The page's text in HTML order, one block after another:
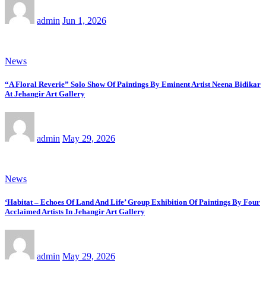
admin Jun 1, 2026
News
“A Floral Reverie” Solo Show Of Paintings By Eminent Artist Neena Bidikar
At Jehangir Art Gallery
admin May 29, 2026
News
‘Habitat – Echoes Of Land And Life’ Group Exhibition Of Paintings By Four
Acclaimed Artists In Jehangir Art Gallery
admin May 29, 2026